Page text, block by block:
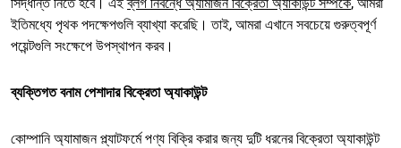
ইতিমধ্যে পৃথক পদক্ষেপগুলি ব্যাখ্যা করেছি। তাই, আমরা এখানে সবচেয়ে গুরুত্বপূর্ণ
পয়েন্টগুলি সংক্ষেপে উপস্থাপন করব।
ব্যক্তিগত বনাম পেশাদার বিক্রেতা অ্যাকাউন্ট
কোম্পানি অ্যামাজন প্ল্যাটফর্মে পণ্য বিক্রি করার জন্য দুটি ধরনের বিক্রেতা অ্যাকাউন্ট